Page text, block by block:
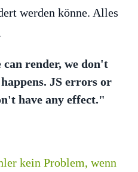
werden könne. Alles
render, we don't
JS errors or
have any effect."